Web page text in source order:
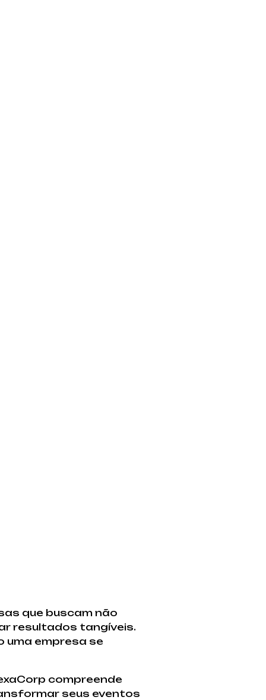
que buscam não
resultados tangíveis.
uma empresa se
compreende
seus eventos